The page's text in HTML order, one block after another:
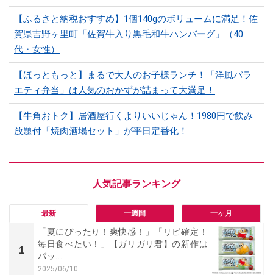
【ふるさと納税おすすめ】1個140gのボリュームに満足！佐
賀県吉野ヶ里町「佐賀牛入り黒毛和牛ハンバーグ」（40
代・女性）
【ほっともっと】まるで大人のお子様ランチ！「洋風バラ
エティ弁当」は人気のおかずが詰まって大満足！
【牛角おトク】居酒屋行くよりいいじゃん！1980円で飲み
放題付「焼肉酒場セット」が平日定番化！
最新 一週間 一ヶ月
1
「夏にぴったり！爽快感！」「リピ確定！
毎日食べたい！」【ガリガリ君】の新作は
パッ...
2025/06/10